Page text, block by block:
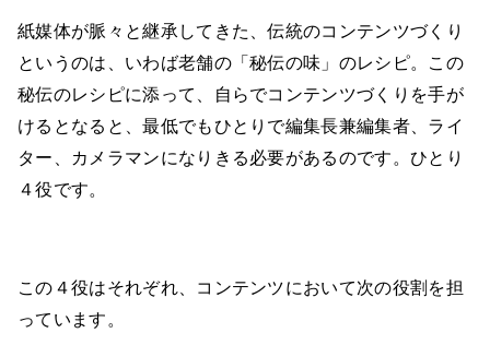
紙媒体が脈々と継承してきた、伝統のコンテンツづくり
というのは、いわば老舗の「秘伝の味」のレシピ。この
秘伝のレシピに添って、自らでコンテンツづくりを手が
けるとなると、最低でもひとりで編集長兼編集者、ライ
ター、カメラマンになりきる必要があるのです。ひとり
４役です。
この４役はそれぞれ、コンテンツにおいて次の役割を担
っています。